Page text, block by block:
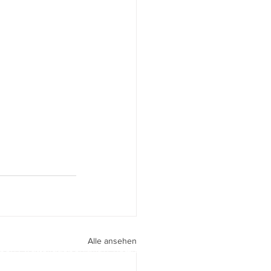
Alle ansehen
walter.gasperi@film-netz.com